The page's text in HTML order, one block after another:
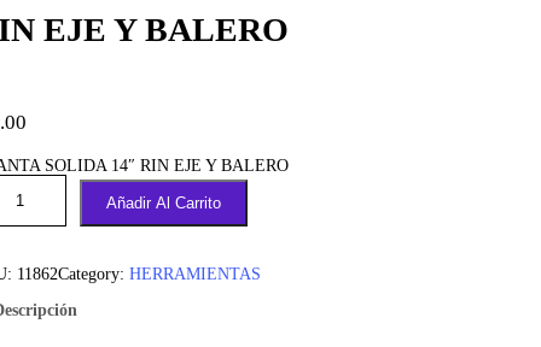
EJE Y BALERO
SOLIDA 14″ RIN EJE Y BALERO
Añadir Al Carrito
11862Category: HERRAMIENTAS